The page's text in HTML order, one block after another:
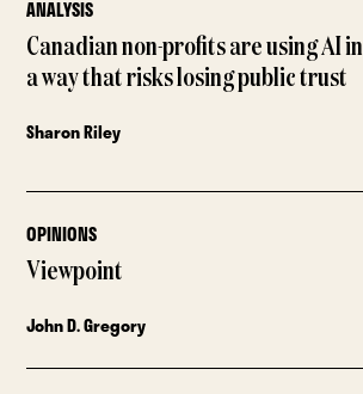
ANALYSIS
Canadian non-profits are using AI in
a way that risks losing public trust
Sharon Riley
OPINIONS
Viewpoint
John D. Gregory